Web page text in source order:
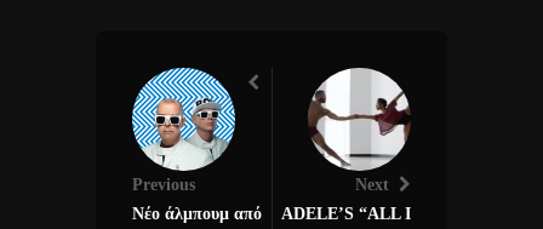
Previous
Νέο άλμπουμ από
Next
ADELE’S “ALL I